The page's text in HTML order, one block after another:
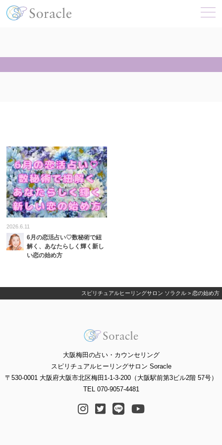
2026.6.11
6月の恋活占い♡数秘術で紐
解く、あなたらしく輝く新し
い恋の始め方
スピリチュアルヒーリングサロン ソラクル > 恋の始め方
大阪梅田の占い・カウンセリング
スピリチュアルヒーリングサロン Soracle
〒530-0001 大阪府大阪市北区梅田1-1-3-200（大阪駅前第3ビル2階 57号）
TEL 070-9057-4481